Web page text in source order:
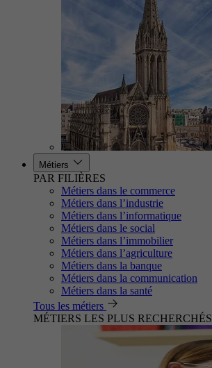
Métiers
PAR FILIÈRES
Métiers dans le commerce
Métiers dans l’industrie
Métiers dans l’informatique
Métiers dans le social
Métiers dans l’immobilier
Métiers dans l’agriculture
Métiers dans la banque
Métiers dans la communication
Métiers dans la santé
Tous les métiers
MÉTIERS LES PLUS RECHERCHÉS